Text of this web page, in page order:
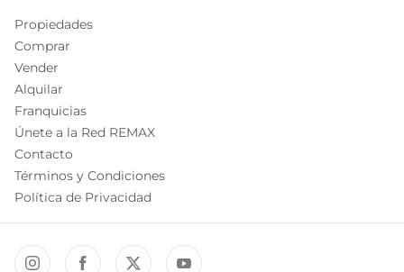
Propiedades
Comprar
Vender
Alquilar
Franquicias
Únete a la Red REMAX
Contacto
Términos y Condiciones
Política de Privacidad